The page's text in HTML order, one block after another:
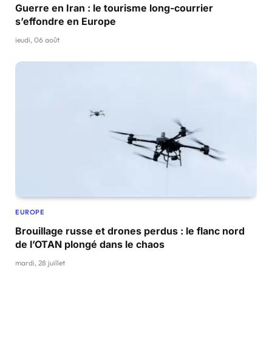
Guerre en Iran : le tourisme long-courrier
s’effondre en Europe
jeudi, 06 août
EUROPE
Brouillage russe et drones perdus : le flanc nord
de l’OTAN plongé dans le chaos
mardi, 28 juillet